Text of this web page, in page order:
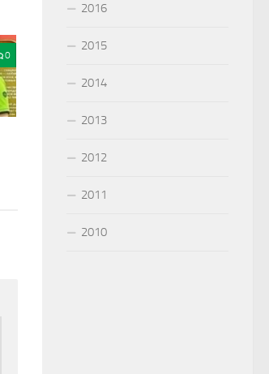
0
2016
2015
2014
2013
2012
2011
2010